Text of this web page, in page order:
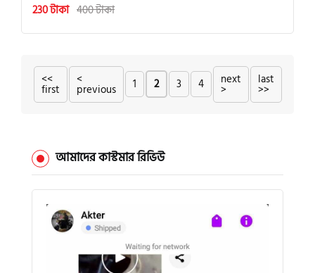
230 টাকা 400 টাকা
<<
first
<
previous 1 2 3 4 next
>
last
>>
আমাদের কাস্টমার রিভিউ